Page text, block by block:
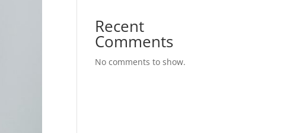
Recent
Comments
No comments to show.